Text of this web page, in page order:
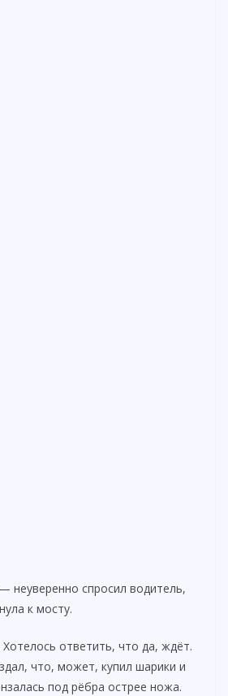
неуверенно спросил водитель,
к мосту.
ответить, что да, ждёт.
что, может, купил шарики и
под рёбра острее ножа.